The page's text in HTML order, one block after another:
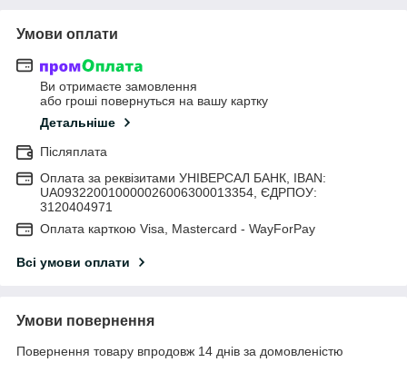
Умови оплати
Ви отримаєте замовлення
або гроші повернуться на вашу картку
Детальніше
Післяплата
Оплата за реквізитами УНІВЕРСАЛ БАНК, IBAN:
UA093220010000026006300013354, ЄДРПОУ:
3120404971
Оплата карткою Visa, Mastercard - WayForPay
Всі умови оплати
Умови повернення
Повернення товару впродовж 14 днів за домовленістю